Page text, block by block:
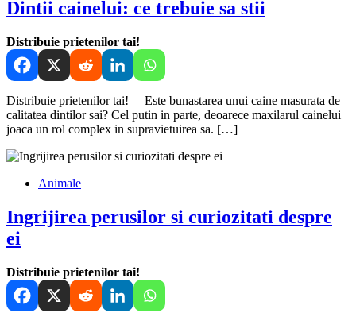
Dintii cainelui: ce trebuie sa stii
Distribuie prietenilor tai!
Distribuie prietenilor tai! Este bunastarea unui caine masurata de
calitatea dintilor sai? Cel putin in parte, deoarece maxilarul cainelui
joaca un rol complex in supravietuirea sa. […]
Animale
Ingrijirea perusilor si curiozitati despre
ei
Distribuie prietenilor tai!